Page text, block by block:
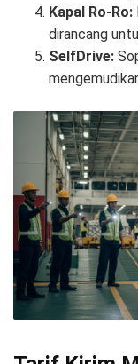
Kapal Ro-Ro:
dirancang
SelfDrive: